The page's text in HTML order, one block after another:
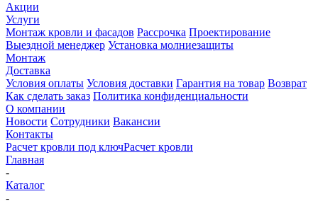
Акции
Услуги
Монтаж кровли и фасадов Рассрочка Проектирование
Выездной менеджер Установка молниезащиты
Монтаж
Доставка
Условия оплаты Условия доставки Гарантия на товар Возврат
Как сделать заказ Политика конфиденциальности
О компании
Новости Сотрудники Вакансии
Контакты
Расчет кровли под ключРасчет кровли
Главная
-
Каталог
-